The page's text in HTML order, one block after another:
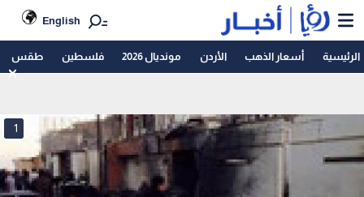
English
الرئيسية أسعار الذهب الأردن مونديال 2026 فلسطين طقس
1